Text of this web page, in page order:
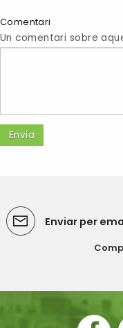
Comentari
Un comentari sobre
Enviar per